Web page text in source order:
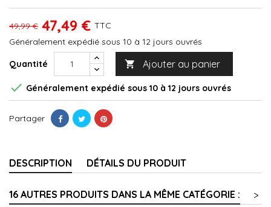
49,99 € 47,49 € TTC
Généralement expédié sous 10 à 12 jours ouvrés
Quantité  Ajouter au panier
 Généralement expédié sous 10 à 12 jours ouvrés
Partager
DESCRIPTION DÉTAILS DU PRODUIT
16 AUTRES PRODUITS DANS LA MÊME CATÉGORIE :
>